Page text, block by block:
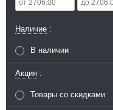
Наличие
В наличии
Акция
Товары со скидками